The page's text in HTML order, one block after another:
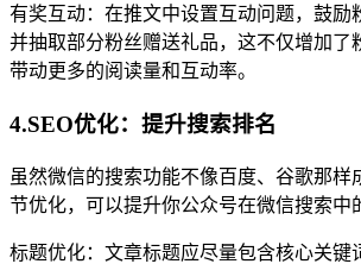
有奖互动：在推文中设置互动问题，鼓励
并抽取部分粉丝赠送礼品，这不仅增加了
带动更多的阅读量和互动率。
4.SEO优化：提升搜索排名
虽然微信的搜索功能不像百度、谷歌那样
节优化，可以提升你公众号在微信搜索中
标题优化：文章标题应尽量包含核心关键